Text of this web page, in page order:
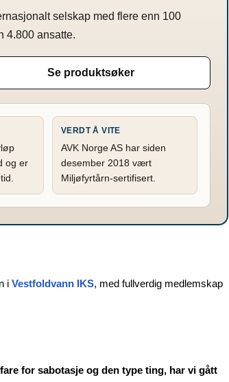
selskap med flere enn 100
4.800 ansatte.
Se produktsøker
og er
VERDT Å VITE
AVK Norge AS har siden
desember 2018 vært
Miljøfyrtårn-sertifisert.
i Vestfoldvann IKS, med fullverdig medlemskap
for sabotasje og den type ting, har vi gått